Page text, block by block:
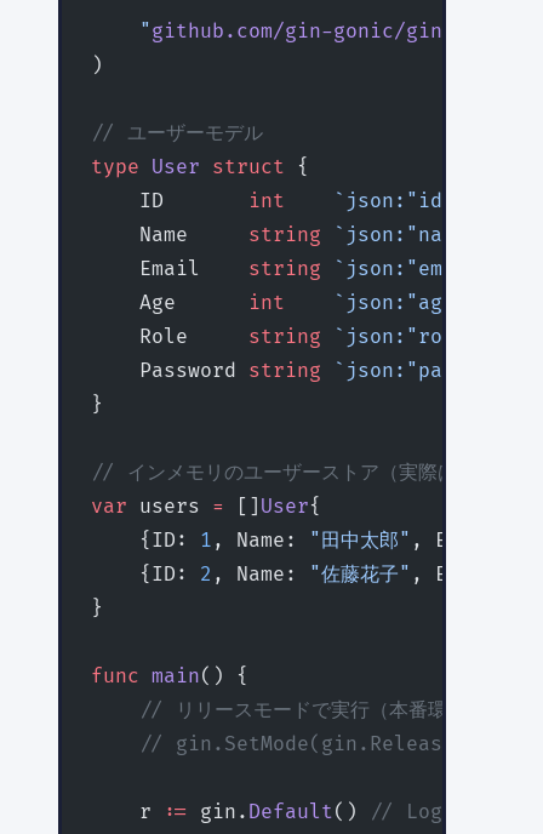
    "
github.com/gin-gonic/gin
)
// ユーザーモデル
type User struct {
    ID
int
    `json:"id"`
    Name
string `json:"name"
    Email
string `json:"email"
    Age
int
`json:"age"
    Role
string `json:"role"`
    Password
string
}
// インメモリのユーザーストア（実際はDBを使用
var users = [] User{
    {ID:
1 , Name: "田中太郎" , Email:
    {ID:
2 , Name: "佐藤花子" , Email:
}
func main() {
    // リリースモードで実行（本番環境）
    // gin.SetMode(gin.ReleaseMode)
    r
:= gin. Default() // Loggerと